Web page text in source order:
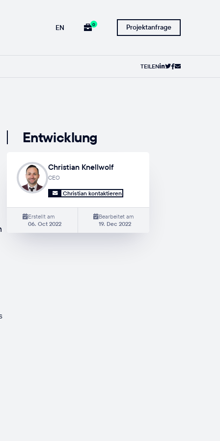
0
EN Projektanfrage
TEILEN
Entwicklung
Christian Knellwolf
CEO
Christian kontaktieren
Erstellt am
06. Oct 2022
Bearbeitet am
19. Dec 2022